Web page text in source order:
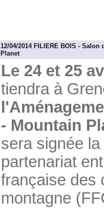
12/04/2014 FILIERE BOIS -
Planet
Le 24 et 25
tiendra à
- Mountain
sera signée
partenariat
française des
montagne